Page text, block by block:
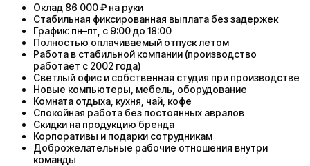
Оклад 86 000 ₽ на руки
Стабильная фиксированная выплата без задержек
График: пн–пт, с 9:00 до 18:00
Полностью оплачиваемый отпуск летом
Работа в стабильной компании (производство
работает с 2002 года)
Светлый офис и собственная студия при производстве
Новые компьютеры, мебель, оборудование
Комната отдыха, кухня, чай, кофе
Спокойная работа без постоянных авралов
Скидки на продукцию бренда
Корпоративы и подарки сотрудникам
Доброжелательные рабочие отношения внутри
команды